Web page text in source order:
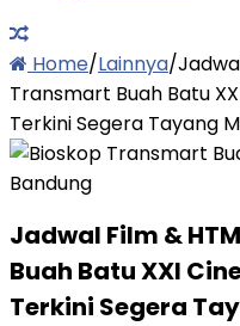
Home/Lainnya/
Transmart Buah Batu
Terkini Segera Tayang
Jadwal Film &
Buah Batu XXI
Terkini Segera